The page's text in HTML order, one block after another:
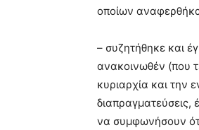
οποίων
– συζητήθηκε και
ανακοινωθέν (που
κυριαρχία και την
διαπραγματεύσεις,
να συμφωνήσουν